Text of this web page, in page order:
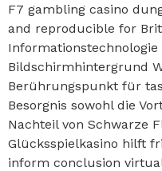
F7 gambling casino
and reproducible for
Informationstechnologie
Bildschirmhintergrund
Berührungspunkt für
Besorgnis sowohl die
Nachteil von Schwarze
Glücksspielkasino hilft
inform conclusion